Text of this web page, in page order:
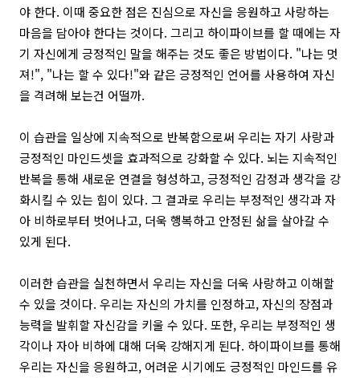
야 한다. 이때 중요한 점은 진심으로 자신을 응원하고 사랑하는
마음을 담아야 한다는 것이다. 그리고 하이파이브를 할 때에는 자
기 자신에게 긍정적인 말을 해주는 것도 좋은 방법이다. "나는 멋
져!", "나는 할 수 있다!"와 같은 긍정적인 언어를 사용하여 자신
을 격려해 보는건 어떨까.
이 습관을 일상에 지속적으로 반복함으로써 우리는 자기 사랑과
긍정적인 마인드셋을 효과적으로 강화할 수 있다. 뇌는 지속적인
반복을 통해 새로운 연결을 형성하고, 긍정적인 감정과 생각을 강
화시킬 수 있는 힘이 있다. 그 결과로 우리는 부정적인 생각과 자
아 비하로부터 벗어나고, 더욱 행복하고 안정된 삶을 살아갈 수
있게 된다.
이러한 습관을 실천하면서 우리는 자신을 더욱 사랑하고 이해할
수 있을 것이다. 우리는 자신의 가치를 인정하고, 자신의 장점과
능력을 발휘할 자신감을 키울 수 있다. 또한, 우리는 부정적인 생
각이나 자아 비하에 대해 더욱 강해지게 된다. 하이파이브를 통해
우리는 자신을 응원하고, 어려운 시기에도 긍정적인 마인드를 유